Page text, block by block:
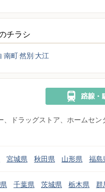
チラシ
南町然別 大江
ドラッグストア、ホームセン
宮城県 秋田県 山形県 福島
千葉県 茨城県 栃木県 群